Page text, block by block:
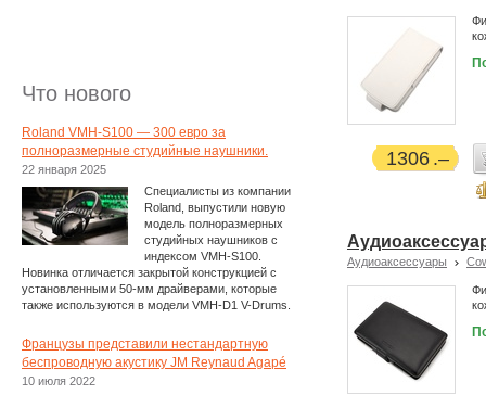
1306
Аудиоаксессуары
Что нового
Roland VMH-S100 — 300 евро за
полноразмерные студийные наушники.
22 января 2025
Специалисты из компании
Roland, выпустили новую
модель полноразмерных
студийных наушников с
индексом VMH-S100.
Новинка отличается закрытой конструкцией с
установленными 50-мм драйверами, которые
также используются в модели VMH-D1 V-Drums.
Французы представили нестандартную
беспроводную акустику JM Reynaud Agapé
10 июля 2022